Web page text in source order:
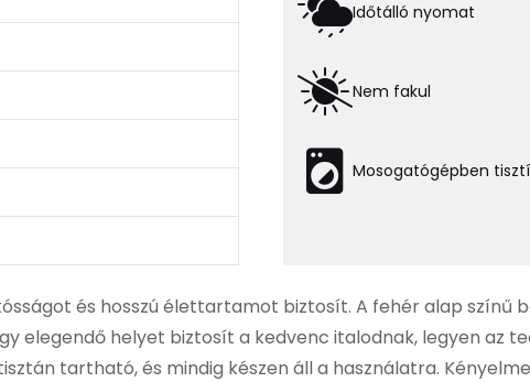
Időtálló nyomat
Nem fakul
Mosogatógépben
és hosszú élettartamot biztosít. A fehér alap színű
elegendő helyet biztosít a kedvenc italodnak, legyen az
tartható, és mindig készen áll a használatra.